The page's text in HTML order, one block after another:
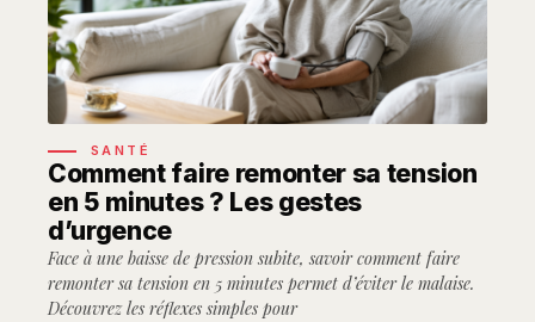
SANTÉ
Comment faire remonter sa tension
en 5 minutes ? Les gestes
d’urgence
Face à une baisse de pression subite, savoir comment faire
remonter sa tension en 5 minutes permet d’éviter le malaise.
Découvrez les réflexes simples pour